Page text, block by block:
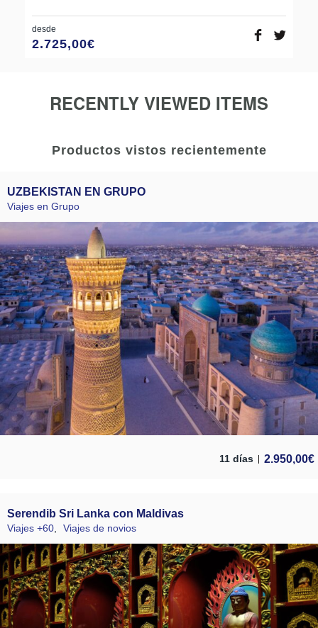
desde
2.725,00€
RECENTLY VIEWED ITEMS
Productos vistos recientemente
UZBEKISTAN EN GRUPO
Viajes en Grupo
11 días 2.950,00€
Serendib Sri Lanka con Maldivas
Viajes +60 Viajes de novios